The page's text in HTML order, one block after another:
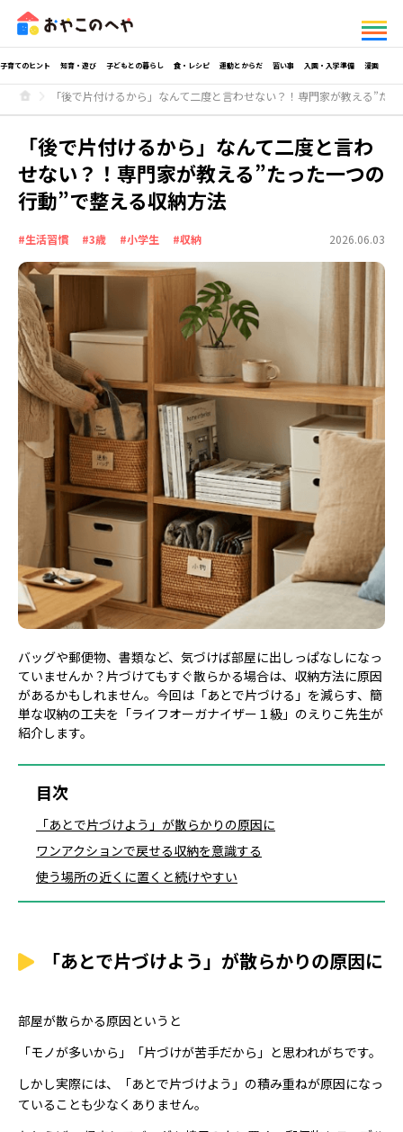
子育てのヒント 知育・遊び 子どもとの暮らし 食・レシピ 運動とからだ 習い事 入園・入学準備 漫画
「後で片付けるから」なんて二度と言わせない？！専門家が教える”た
「後で片付けるから」なんて二度と言わ
せない？！専門家が教える”たった一つの
行動”で整える収納方法
#生活習慣 #3歳 #小学生 #収納 2026.06.03
バッグや郵便物、書類など、気づけば部屋に出しっぱなしになっ
ていませんか？片づけてもすぐ散らかる場合は、収納方法に原因
があるかもしれません。今回は「あとで片づける」を減らす、簡
単な収納の工夫を「ライフオーガナイザー１級」のえりこ先生が
紹介します。
目次
「あとで片づけよう」が散らかりの原因に
ワンアクションで戻せる収納を意識する
使う場所の近くに置くと続けやすい
「あとで片づけよう」が散らかりの原因に
部屋が散らかる原因というと
「モノが多いから」「片づけが苦手だから」と思われがちです。
しかし実際には、「あとで片づけよう」の積み重ねが原因になっ
ていることも少なくありません。